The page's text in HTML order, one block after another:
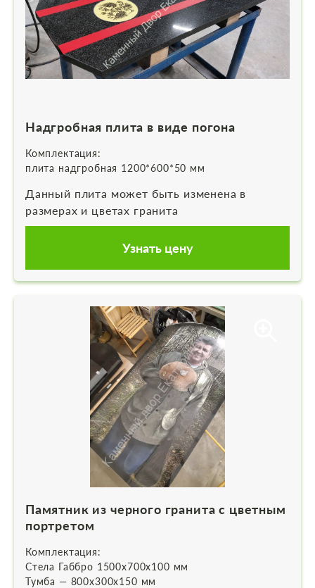
Надгробная плита в виде погона
Комплектация:
плита надгробная 1200*600*50 мм
Данный плита может быть изменена в
размерах и цветах гранита
Узнать цену
Памятник из черного гранита с цветным
портретом
Комплектация:
Стела Габбро 1500х700х100 мм
Тумба — 800х300х150 мм